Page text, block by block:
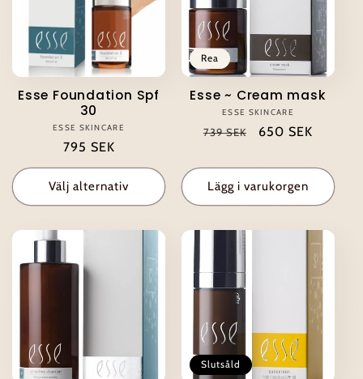
Esse Foundation Spf
30
Säljare:
ESSE SKINCARE
Ordinarie
pris
795 SEK
Välj alternativ
Rea
Esse ~ Cream mask
Säljare:
ESSE SKINCARE
Ordinarie
739 SEK Försäljningspris
650 SEK
Lägg i varukorgen
Slutsåld